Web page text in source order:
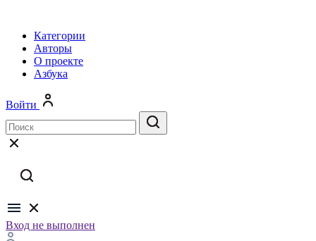
Категории
Авторы
О проекте
Азбука
Войти
Вход не выполнен